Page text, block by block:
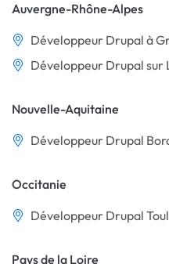
Auvergne-Rhône-Alpes
Développeur Drupal à
Développeur Drupal sur
Nouvelle-Aquitaine
Développeur Drupal
Occitanie
Développeur Drupal
Pays de la Loire